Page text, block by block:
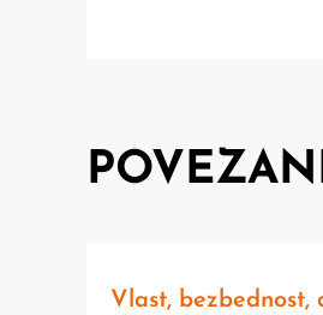
Vlast, bezbednost,